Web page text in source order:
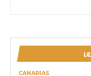
CANARIAS